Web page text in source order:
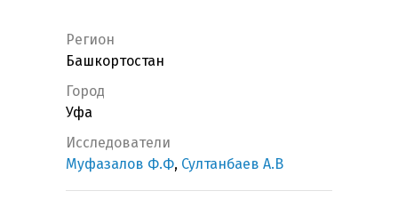
Регион
Башкортостан
Город
Уфа
Исследователи
Муфазалов Ф.Ф, Султанбаев А.В